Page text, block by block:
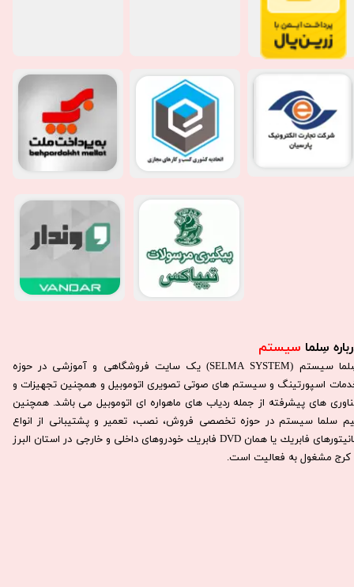
سِلما سیستم​​​​​​​
سِلما سيستم (SELMA SYSTEM) یک سایت فروشگاهی و آموزشی در حوزه
اسپورتینگ و سیستم های صوتی تصویری اتوموبیل و همچنین تجهیزات و
های پیشرفته از جمله ردیاب های ماهواره ای اتوموبیل می باشد. همچنين
سلما سيستم در حوزه تخصصی فروش، نصب، تعمير و پشتيبانی از انواع
مانيتورهای فابريك يا همان DVD فابريك خودروهای داخلی و خارجی در استان البرز
كرج مشغول به فعاليت است.​​​​​​​